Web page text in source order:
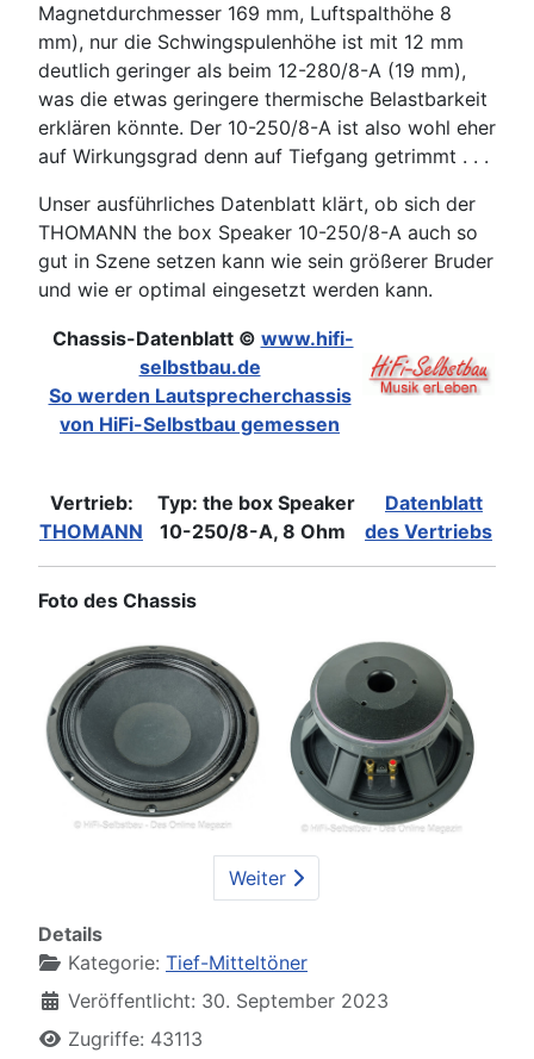
Magnetdurchmesser 169 mm, Luftspalthöhe 8
mm), nur die Schwingspulenhöhe ist mit 12 mm
deutlich geringer als beim 12-280/8-A (19 mm),
was die etwas geringere thermische Belastbarkeit
erklären könnte. Der 10-250/8-A ist also wohl eher
auf Wirkungsgrad denn auf Tiefgang getrimmt . . .
Unser ausführliches Datenblatt klärt, ob sich der
THOMANN the box Speaker 10-250/8-A auch so
gut in Szene setzen kann wie sein größerer Bruder
und wie er optimal eingesetzt werden kann.
Chassis-Datenblatt © www.hifi-
selbstbau.de
So werden Lautsprecherchassis
von HiFi-Selbstbau gemessen
Vertrieb:
THOMANN
Typ: the box Speaker
10-250/8-A, 8 Ohm
Datenblatt
des Vertriebs
Foto des Chassis
Weiter
Details
Kategorie: Tief-Mitteltöner
Veröffentlicht: 30. September 2023
Zugriffe: 43113